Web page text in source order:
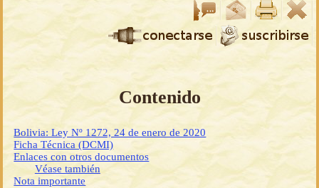
Contenido
Bolivia: Ley Nº 1272, 24 de enero de 2020
Ficha Técnica (DCMI)
Enlaces con otros documentos
Véase también
Nota importante